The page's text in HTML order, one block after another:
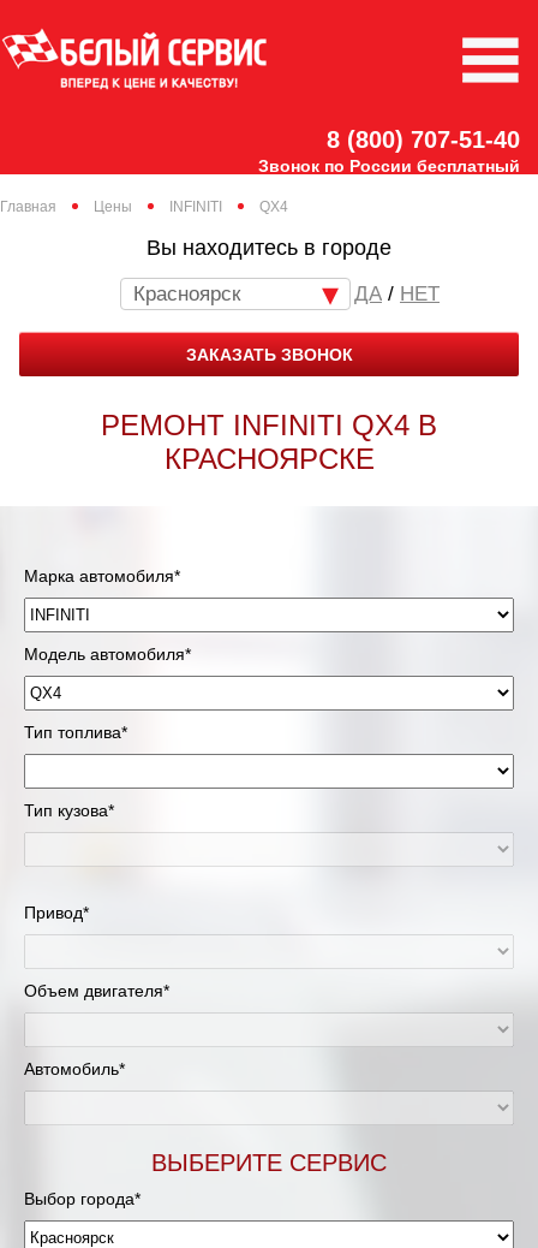
8 (800) 707-51-40
Звонок по России бесплатный
Главная Цены INFINITI QX4
Вы находитесь в городе
Красноярск / НЕТ
ЗАКАЗАТЬ ЗВОНОК
РЕМОНТ INFINITI QX4 В
КРАСНОЯРСКЕ
Марка автомобиля*
Модель автомобиля*
Тип топлива*
Тип кузова*
Привод*
Объем двигателя*
Автомобиль*
ВЫБЕРИТЕ СЕРВИС
Выбор города*